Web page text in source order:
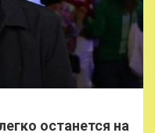
останется на